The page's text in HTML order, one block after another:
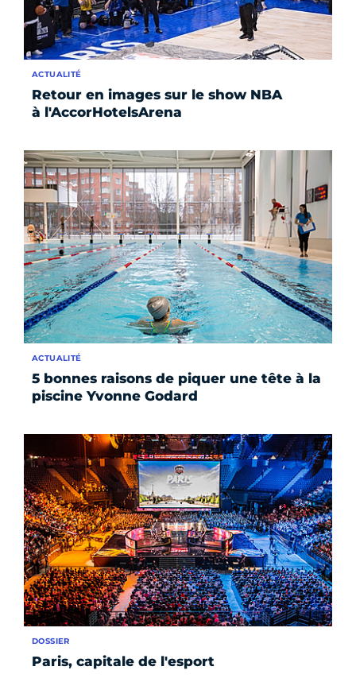
Retour en images sur le show NBA
à l'AccorHotelsArena
ACTUALITÉ
5 bonnes raisons de piquer une tête à la
piscine Yvonne Godard
ACTUALITÉ
Paris, capitale de l'esport
DOSSIER